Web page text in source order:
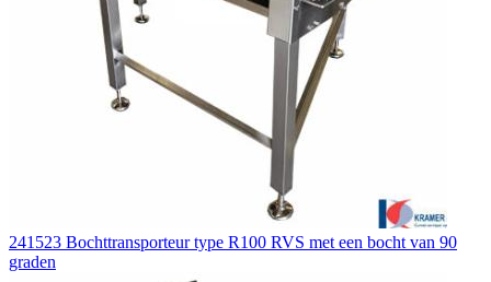
241523 Bochttransporteur type R100 RVS met een bocht van 90
graden